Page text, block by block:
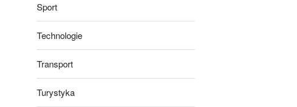
Sport
Technologie
Transport
Turystyka